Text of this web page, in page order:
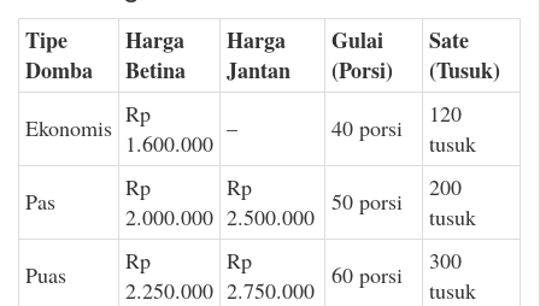
Tipe
Domba
Harga
Betina
Harga
Jantan
Gulai
(Porsi)
Sate
(Tusuk)
Ekonomis Rp
1.600.000
– 40 porsi
120
tusuk
Pas
Rp
2.000.000
Rp
2.500.000
50 porsi
200
tusuk
Puas
Rp
2.250.000
Rp
2.750.000
60 porsi
300
tusuk